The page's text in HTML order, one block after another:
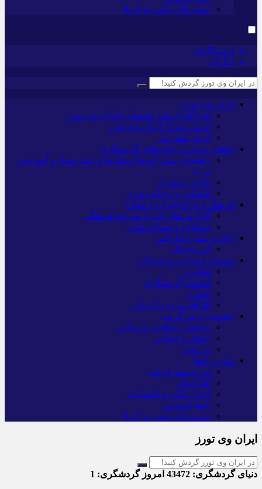
مسیرهای نجف به کربلا
اینستاگرام
تلگرام
ایران وی تورز
شرایط بازنشر محتوا در ایران وی تورز
خرید رپورتاژ ایران وی تورز
ایران سفر تور
جاهای دیدنی و جاذبه‌های گردشگری
راهنمای سفر (تورها و هتل‌ها و حمل‌و‌نقل و آموزشی
و…)
غذا و رستوران
کشاورزی و دامپروری
فرهنگ و تاریخ (ایران و جهان)
گزارش‌های خبری میراث فرهنگی
سوغات و صنایع دستی
بانک و بیمه و فارکس
ارزدیجیتال
صنعت و تجارت و خدمات
فناوری
اقتصاد گردشگری
خودرو
کارآفرینی و بازاریابی
عمومی و سرگرمی
پزشکی، سلامت و زیبایی
حقوق و قضایی
ورزشی
سایر راه‌ها
تور و سفر ایرانی
کارا دیلی
اخبار بانکی و اقتصادی
بلیط اتوبوس
مسیرهای نجف به کربلا
ایران وی تورز
دنیای گردشگری: امروز گردشگری: